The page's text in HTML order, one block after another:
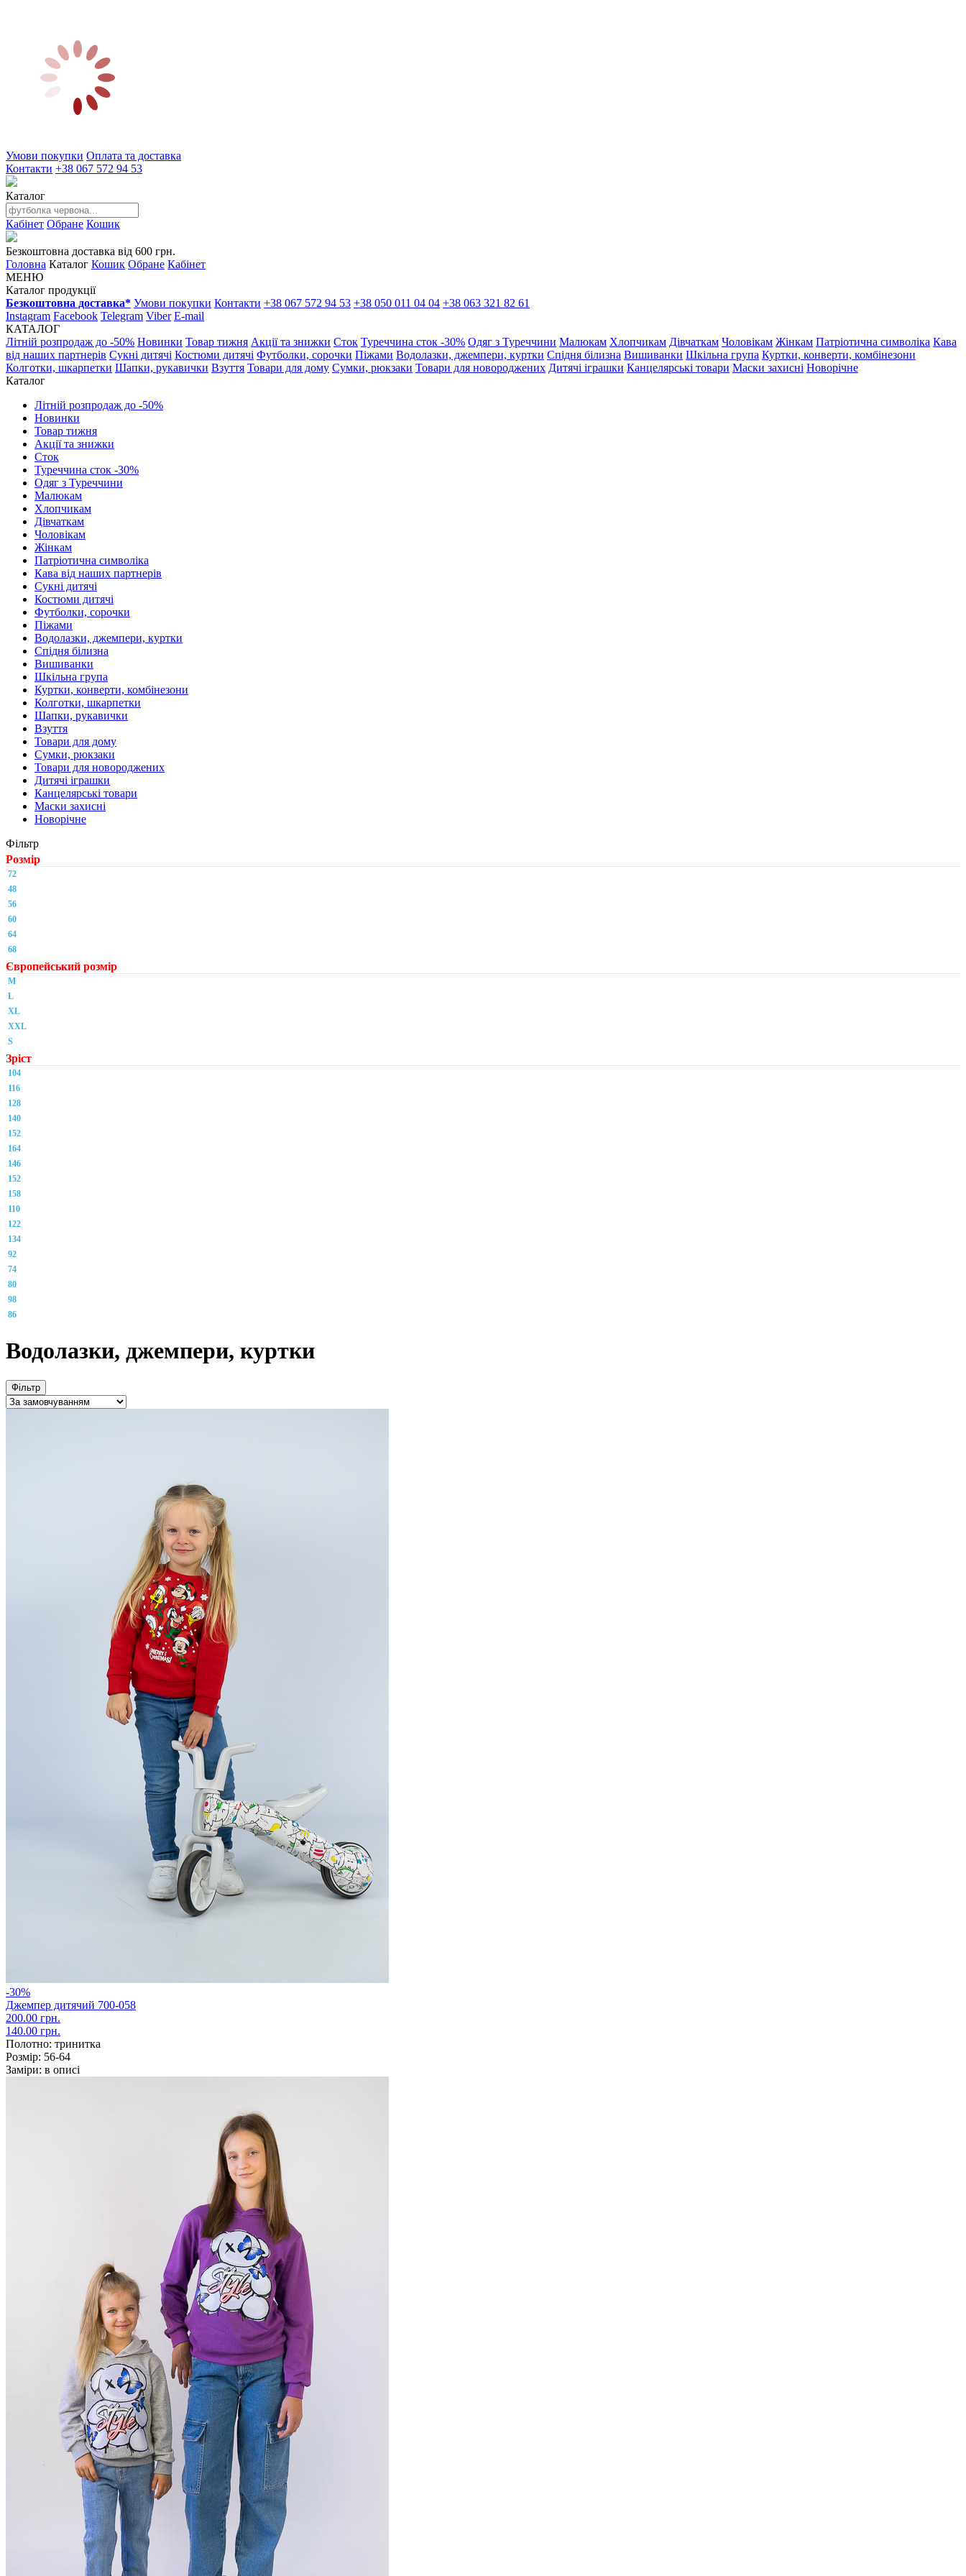
Умови покупки Оплата та доставка
Контакти +38 067 572 94 53
Каталог
Кабінет Обране Кошик
Безкоштовна доставка від 600 грн.
Головна Каталог Кошик Обране Кабінет
МЕНЮ
Каталог продукції
Безкоштовна доставка* Умови покупки Контакти +38 067 572 94 53 +38 050 011 04 04 +38 063 321 82 61
Instagram Facebook Telegram Viber E-mail
КАТАЛОГ
Літній розпродаж до -50% Новинки Товар тижня Акції та знижки Сток Туреччина сток -30% Одяг з Туреччини Малюкам Хлопчикам Дівчаткам Чоловікам Жінкам Патріотична символіка Кава
від наших партнерів Сукні дитячі Костюми дитячі Футболки, сорочки Піжами Водолазки, джемпери, куртки Спідня білизна Вишиванки Шкільна група Куртки, конверти, комбінезони
Колготки, шкарпетки Шапки, рукавички Взуття Товари для дому Сумки, рюкзаки Товари для новороджених Дитячі іграшки Канцелярські товари Маски захисні Новорічне
Каталог
Літній розпродаж до -50%
Новинки
Товар тижня
Акції та знижки
Сток
Туреччина сток -30%
Одяг з Туреччини
Малюкам
Хлопчикам
Дівчаткам
Чоловікам
Жінкам
Патріотична символіка
Кава від наших партнерів
Сукні дитячі
Костюми дитячі
Футболки, сорочки
Піжами
Водолазки, джемпери, куртки
Спідня білизна
Вишиванки
Шкільна група
Куртки, конверти, комбінезони
Колготки, шкарпетки
Шапки, рукавички
Взуття
Товари для дому
Сумки, рюкзаки
Товари для новороджених
Дитячі іграшки
Канцелярські товари
Маски захисні
Новорічне
Фільтр
Розмір
72
48
56
60
64
68
Європейський розмір
M
L
XL
XXL
S
Зріст
104
116
128
140
152
164
146
152
158
110
122
134
92
74
80
98
86
Водолазки, джемпери, куртки
Фільтр
-30%
Джемпер дитячий 700-058
200.00 грн.
140.00 грн.
Полотно: тринитка
Розмір: 56-64
Заміри: в описі